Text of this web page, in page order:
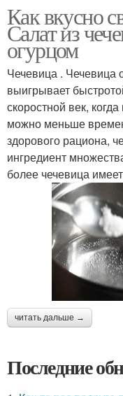
Как вкусно
Салат из
огурцом
Чечевица . Чечевица
выигрывает
скоростной век, когда
можно меньше
здорового рациона,
ингредиент
более чечевица
читать дальше →
Последние